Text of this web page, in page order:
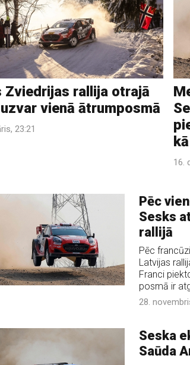
Zviedrijas rallija otrajā
vienā ātrumposmā
23:21
16.
Pēc
Sesks
rallijā
Pēc
Latvijas
Franci
posmā ir
28.
Seska
Saūda